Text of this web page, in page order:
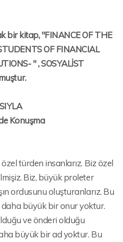
bir kitap, "FINANCE OF THE
OF FINANCIAL
" , SOSYALİST
Konuşma
türden insanlarız. Biz özel
Biz, büyük proleter
ordusunu oluşturanlarız. Bu
büyük bir onur yoktur.
ve önderi olduğu
büyük bir ad yoktur. Bu